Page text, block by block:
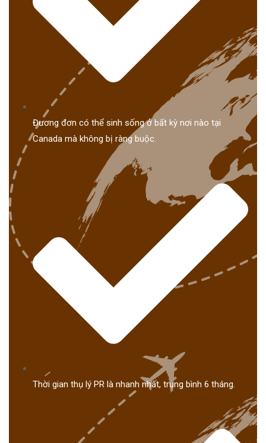
Đương đơn có thể sinh sống ở bất kỳ nơi nào tại
Canada mà không bị ràng buộc.
Thời gian thụ lý PR là nhanh nhất, trung bình 6 tháng.